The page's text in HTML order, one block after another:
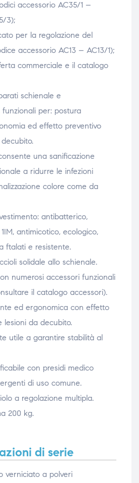
accessorio AC35/1 –
3);
per la regolazione del
accessorio AC13 – AC13/1);
commerciale e il catalogo
schienale e
per: postura
ed effetto preventivo
una sanificazione
a ridurre le infezioni
colore come da
antibatterico,
antimicotico, ecologico,
ftalati e resistente.
solidale allo schienale.
numerosi accessori funzionali
il catalogo accessori).
ed ergonomica con effetto
lesioni da decubito.
utile a garantire stabilità al
con presidi medico
di uso comune.
a regolazione multipla.
200 kg.
di serie
verniciato a polveri